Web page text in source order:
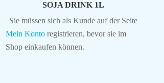
SOJA DRINK 1L
Sie müssen sich als Kunde auf der Seite
Mein Kontoregistrieren, bevor sie im
Shop einkaufen können.